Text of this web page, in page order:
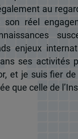
au
réel
enjeux
ses activités
et je suis fier
que celle de